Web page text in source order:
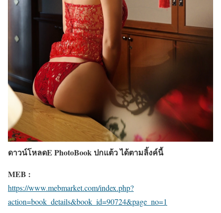
ดาวน์โหลดE PhotoBook ปกแต้ว ได้ตามลิ้งค์นี้
MEB :
https://www.mebmarket.com/index.php?
action=book_details&book_id=90724&page_no=1